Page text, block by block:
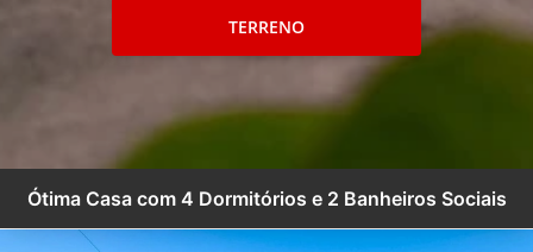
TERRENO
Ótima Casa com 4 Dormitórios e 2 Banheiros Sociais